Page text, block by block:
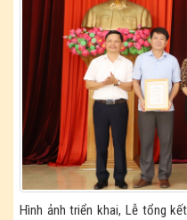
Hình ảnh triển khai, Lễ tổng